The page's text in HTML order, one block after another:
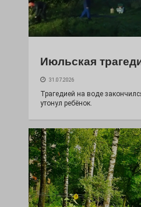
Июльская
31.07.2026
Трагедией на воде
утонул ребёнок.